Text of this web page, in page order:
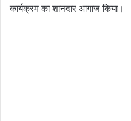
कार्यक्रम का शानदार आगाज किया।